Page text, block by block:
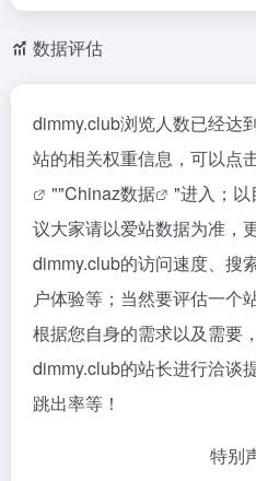
数据评估
dimmy.club浏览人数已经达
站的相关权重信息，可以点
""Chinaz数据
"进入；以
议大家请以爱站数据为准，
dimmy.club的访问速度、搜
户体验等；当然要评估一个
根据您自身的需求以及需要
dimmy.club的站长进行洽谈
跳出率等！
特别